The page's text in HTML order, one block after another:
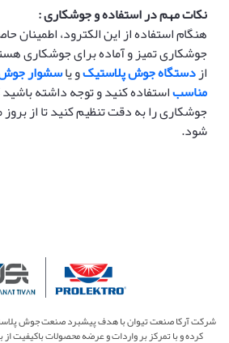
نکات مهم در استفاده و جوشکاری :
هنگام استفاده از این الکترود، اطمینان
جوشکاری تمیز و آماده برای جوشکاری
ازدستگاه جوش پلاستیکو یاسشوار
مناسباستفاده کنید و توجه داشته باشید
جوشکاری را به دقت تنظیم کنید تا از
شود.
شرکت آرکا صنعت تیوان با هدف پیشبرد صنعت جوش